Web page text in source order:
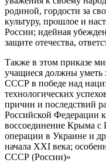
родиной, гордости за
культуру, прошлое и
России; идейная
защите отечества,
Также в этом приказе
учащиеся должны уметь
СССР в победе над
технологических
причин и последствий
Российской Федерации
воссоединение Крыма с
операции в Украине и
начала ХХІ века;
СССР (России)»